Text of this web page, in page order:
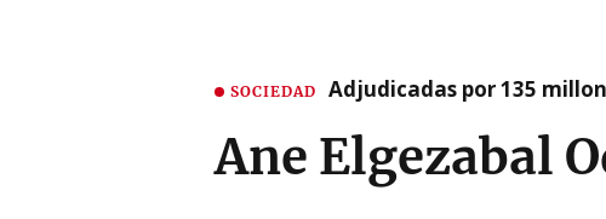
SOCIEDAD Adjudicadas por 135
Ane Elgezabal